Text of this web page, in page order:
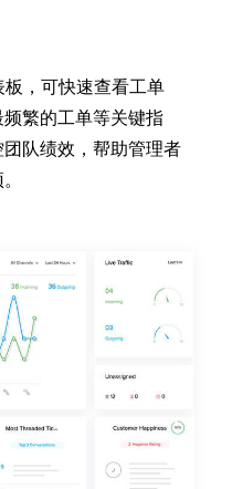
，可快速查看工单
繁的工单等关键指
队绩效，帮助管理者